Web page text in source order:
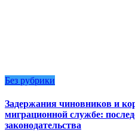
Без рубрики
Задержания чиновников и
миграционной службе:
законодательства